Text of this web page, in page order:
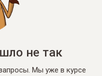
не так
Мы уже в курсе